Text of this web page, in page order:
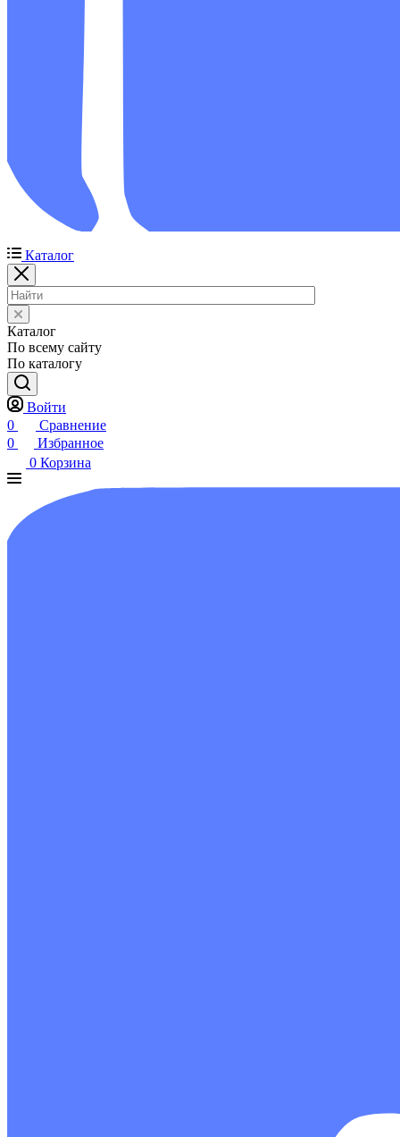
Каталог
Каталог
По всему сайту
По каталогу
Войти
0
Сравнение
0
Избранное
0 Корзина